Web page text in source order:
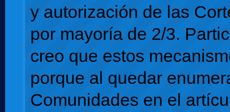
y autorización de las
por mayoría de 2/3.
creo que estos
porque al quedar
Comunidades en el